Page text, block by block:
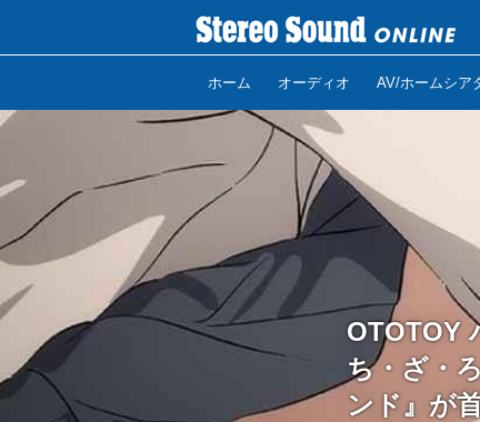
ホーム オーディオ AV/ホームシア
OTOTOY
ち・ざ・
ンド』が